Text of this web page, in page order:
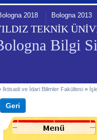
TEKNİK
Bilgi
2018 Bologna 2013
İktisadi ve İdari Bilimler Fakültesi »